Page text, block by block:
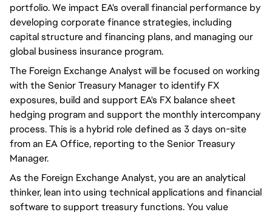
portfolio. We impact EA's overall financial performance by
developing corporate finance strategies, including
capital structure and financing plans, and managing our
global business insurance program.
The Foreign Exchange Analyst will be focused on working
with the Senior Treasury Manager to identify FX
exposures, build and support EA's FX balance sheet
hedging program and support the monthly intercompany
process. This is a hybrid role defined as 3 days on-site
from an EA Office, reporting to the Senior Treasury
Manager.
As the Foreign Exchange Analyst, you are an analytical
thinker, lean into using technical applications and financial
software to support treasury functions. You value